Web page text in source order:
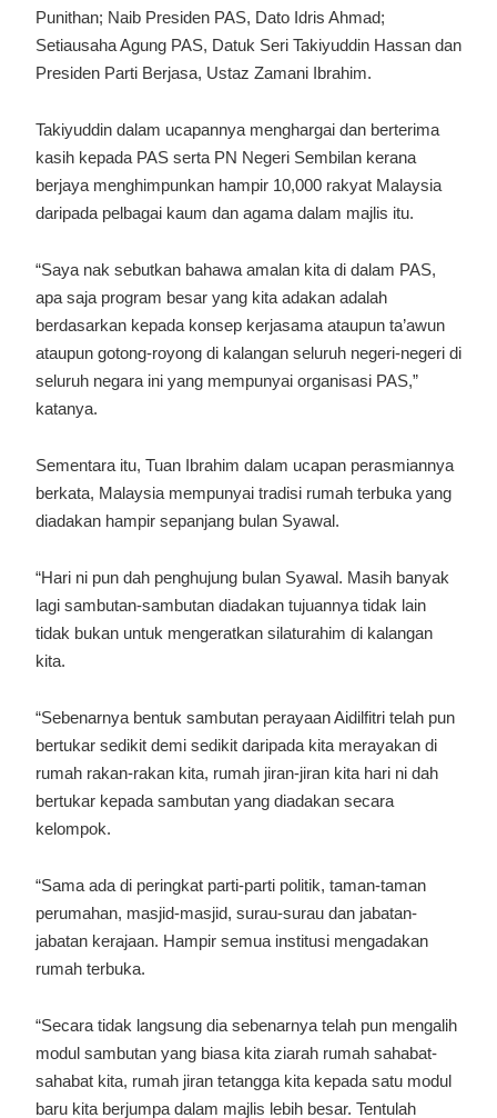
Punithan; Naib Presiden PAS, Dato Idris Ahmad;
Setiausaha Agung PAS, Datuk Seri Takiyuddin Hassan dan
Presiden Parti Berjasa, Ustaz Zamani Ibrahim.
Takiyuddin dalam ucapannya menghargai dan berterima
kasih kepada PAS serta PN Negeri Sembilan kerana
berjaya menghimpunkan hampir 10,000 rakyat Malaysia
daripada pelbagai kaum dan agama dalam majlis itu.
“Saya nak sebutkan bahawa amalan kita di dalam PAS,
apa saja program besar yang kita adakan adalah
berdasarkan kepada konsep kerjasama ataupun ta’awun
ataupun gotong-royong di kalangan seluruh negeri-negeri di
seluruh negara ini yang mempunyai organisasi PAS,”
katanya.
Sementara itu, Tuan Ibrahim dalam ucapan perasmiannya
berkata, Malaysia mempunyai tradisi rumah terbuka yang
diadakan hampir sepanjang bulan Syawal.
“Hari ni pun dah penghujung bulan Syawal. Masih banyak
lagi sambutan-sambutan diadakan tujuannya tidak lain
tidak bukan untuk mengeratkan silaturahim di kalangan
kita.
“Sebenarnya bentuk sambutan perayaan Aidilfitri telah pun
bertukar sedikit demi sedikit daripada kita merayakan di
rumah rakan-rakan kita, rumah jiran-jiran kita hari ni dah
bertukar kepada sambutan yang diadakan secara
kelompok.
“Sama ada di peringkat parti-parti politik, taman-taman
perumahan, masjid-masjid, surau-surau dan jabatan-
jabatan kerajaan. Hampir semua institusi mengadakan
rumah terbuka.
“Secara tidak langsung dia sebenarnya telah pun mengalih
modul sambutan yang biasa kita ziarah rumah sahabat-
sahabat kita, rumah jiran tetangga kita kepada satu modul
baru kita berjumpa dalam majlis lebih besar. Tentulah